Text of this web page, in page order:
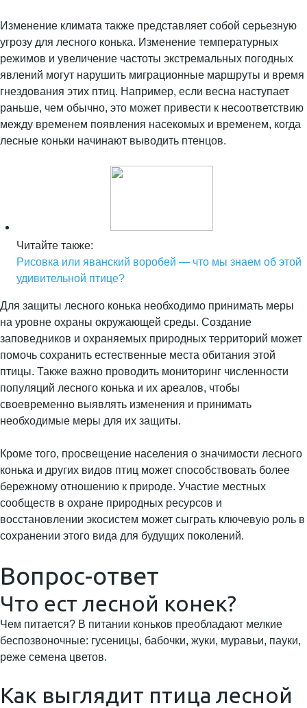
Изменение климата также представляет собой серьезную
угрозу для лесного конька. Изменение температурных
режимов и увеличение частоты экстремальных погодных
явлений могут нарушить миграционные маршруты и время
гнездования этих птиц. Например, если весна наступает
раньше, чем обычно, это может привести к несоответствию
между временем появления насекомых и временем, когда
лесные коньки начинают выводить птенцов.
Читайте также:
Рисовка или яванский воробей — что мы знаем об этой
удивительной птице?
Для защиты лесного конька необходимо принимать меры
на уровне охраны окружающей среды. Создание
заповедников и охраняемых природных территорий может
помочь сохранить естественные места обитания этой
птицы. Также важно проводить мониторинг численности
популяций лесного конька и их ареалов, чтобы
своевременно выявлять изменения и принимать
необходимые меры для их защиты.
Кроме того, просвещение населения о значимости лесного
конька и других видов птиц может способствовать более
бережному отношению к природе. Участие местных
сообществ в охране природных ресурсов и
восстановлении экосистем может сыграть ключевую роль в
сохранении этого вида для будущих поколений.
Вопрос-ответ
Что ест лесной конек?
Чем питается? В питании коньков преобладают мелкие
беспозвоночные: гусеницы, бабочки, жуки, муравьи, пауки,
реже семена цветов.
Как выглядит птица лесной